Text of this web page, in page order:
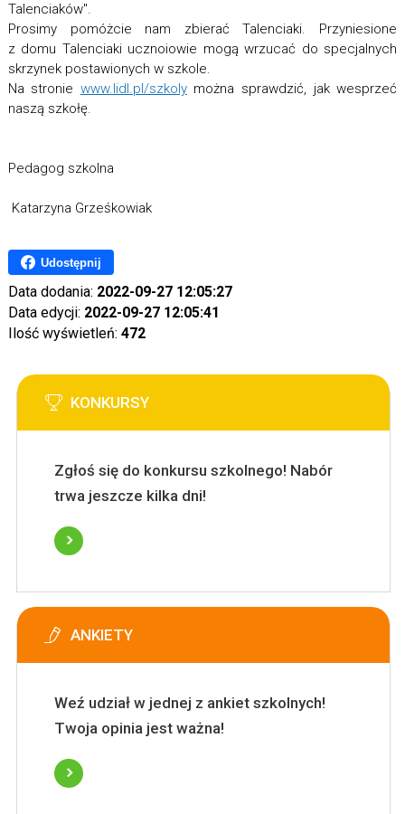
Talenciaków".
Prosimy pomóżcie nam zbierać Talenciaki. Przyniesione
z domu Talenciaki ucznoiowie mogą wrzucać do specjalnych
skrzynek postawionych w szkole.
Na stronie www.lidl.pl/szkolymożna sprawdzić, jak wesprzeć
naszą szkołę.
Pedagog szkolna
Katarzyna Grześkowiak
Udostępnij
Data dodania: 2022-09-27 12:05:27
Data edycji: 2022-09-27 12:05:41
Ilość wyświetleń: 472
KONKURSY
Zgłoś się do konkursu szkolnego! Nabór
trwa jeszcze kilka dni!
ANKIETY
Weź udział w jednej z ankiet szkolnych!
Twoja opinia jest ważna!